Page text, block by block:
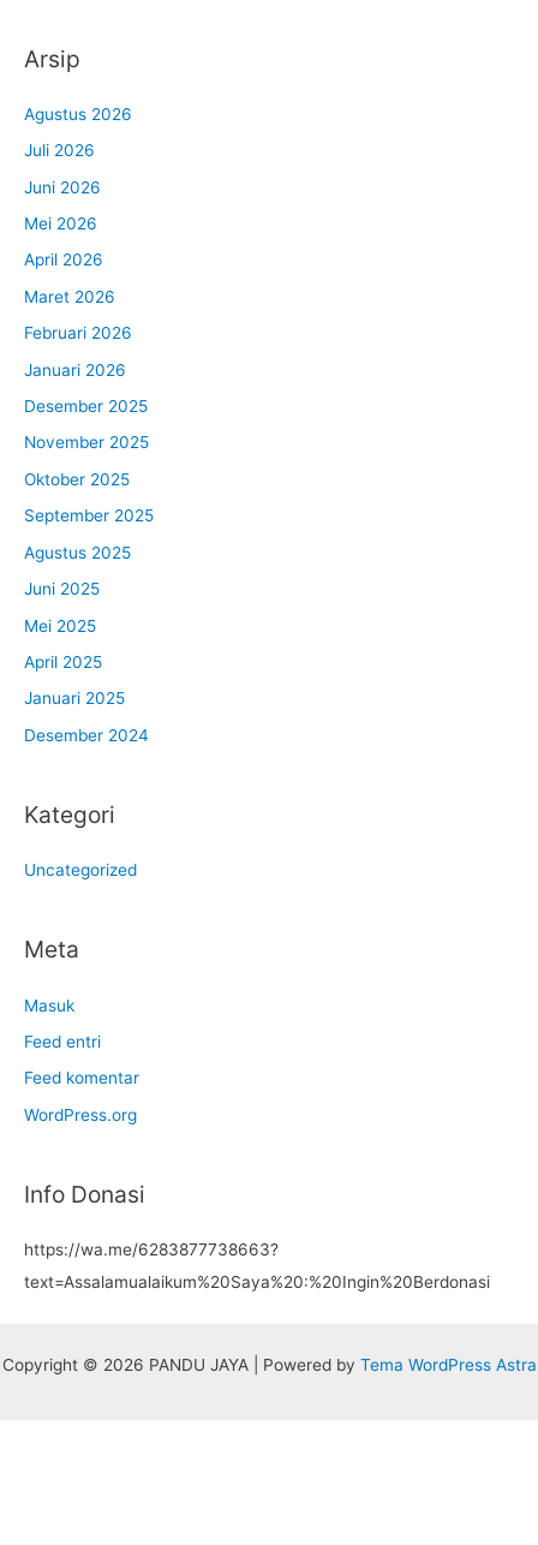
Arsip
Agustus 2026
Juli 2026
Juni 2026
Mei 2026
April 2026
Maret 2026
Februari 2026
Januari 2026
Desember 2025
November 2025
Oktober 2025
September 2025
Agustus 2025
Juni 2025
Mei 2025
April 2025
Januari 2025
Desember 2024
Kategori
Uncategorized
Meta
Masuk
Feed entri
Feed komentar
WordPress.org
Info Donasi
https://wa.me/6283877738663?
text=Assalamualaikum%20Saya%20:%20Ingin%20Berdonasi
Copyright © 2026 PANDU JAYA | Powered by Tema WordPress Astra